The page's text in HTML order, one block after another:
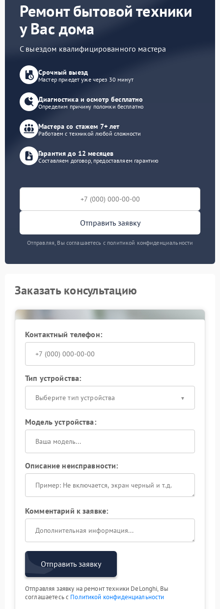
Ремонт бытовой техники
у Вас дома
С выездом квалифицированного мастера
Срочный выезд
Мастер приедет уже через 30 минут
Диагностика и осмотр бесплатно
Определим причину поломки бесплатно
Мастера со стажем 7+ лет
Работаем с техникой любой сложности
Гарантия до 12 месяцев
Составляем договор, предоставляем гарантию
Отправить заявку
Отправляя, Вы соглашаетесь с политикой конфиденциальности
Заказать консультацию
Контактный телефон:
Тип устройства:
Выберите тип устройства
Модель устройства:
Описание неисправности:
Комментарий к заявке:
Отправить заявку
Отправляя заявку на ремонт техники DeLonghi, Вы
соглашаетесь с Политикой конфиденциальности